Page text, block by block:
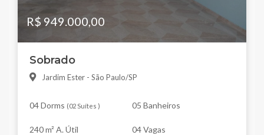
R$ 949.000,00
Sobrado
Jardim Ester - São Paulo/SP
04 Dorms (02 Suítes ) 05 Banheiros
240 m² A. Útil 04 Vagas